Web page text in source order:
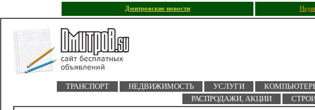
Дмитровские новости
ТРАНСПОРТ НЕДВИЖИМОСТЬ УСЛУГИ
РАСПРОДАЖИ, АКЦИИ